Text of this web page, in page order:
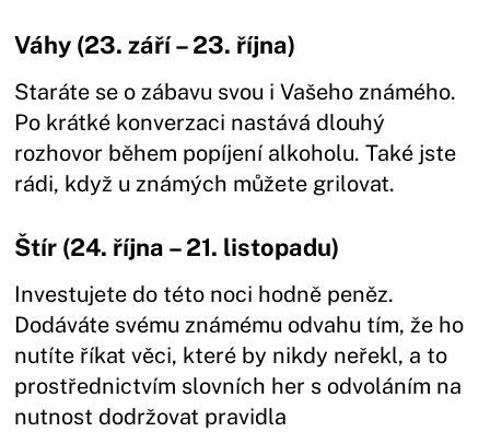
Váhy (23. září – 23. října)
Staráte se o zábavu svou i Vašeho známého.
Po krátké konverzaci nastává dlouhý
rozhovor během popíjení alkoholu. Také jste
rádi, když u známých můžete grilovat.
Štír (24. října – 21. listopadu)
Investujete do této noci hodně peněz.
Dodáváte svému známému odvahu tím, že ho
nutíte říkat věci, které by nikdy neřekl, a to
prostřednictvím slovních her s odvoláním na
nutnost dodržovat pravidla